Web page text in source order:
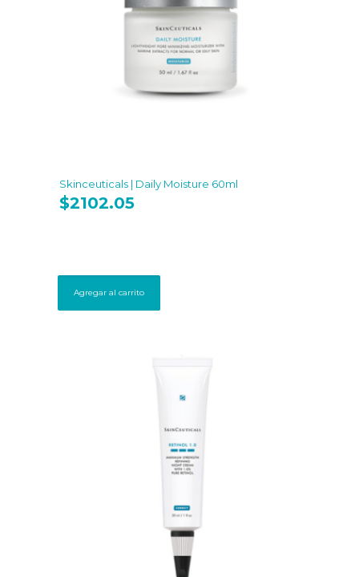
Skinceuticals | Daily Moisture 60ml
$2102.05
Agregar al carrito